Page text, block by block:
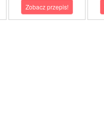
Zobacz przepis!